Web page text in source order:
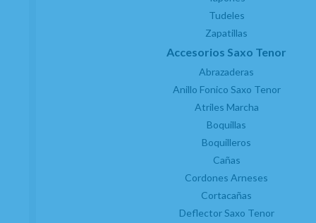
Tudeles
Zapatillas
Accesorios Saxo Tenor
Abrazaderas
Anillo Fonico Saxo Tenor
Atriles Marcha
Boquillas
Boquilleros
Cañas
Cordones Arneses
Cortacañas
Deflector Saxo Tenor